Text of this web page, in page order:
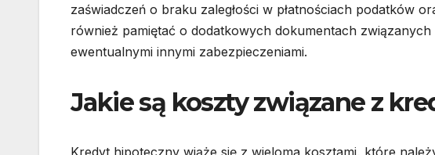
zaświadczeń o braku zaległości w płatnościach podatków
również pamiętać o dodatkowych dokumentach
ewentualnymi innymi zabezpieczeniami.
Jakie są koszty związane z
Kredyt hipoteczny wiąże się z wieloma kosztami, które